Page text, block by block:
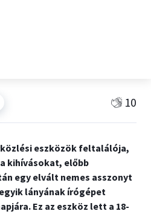
10
eszközök feltalálója,
kihívásokat, előbb
egy elvált nemes asszonyt
lányának írógépet
Ez az eszköz lett a 18-